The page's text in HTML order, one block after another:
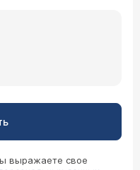
выражаете свое